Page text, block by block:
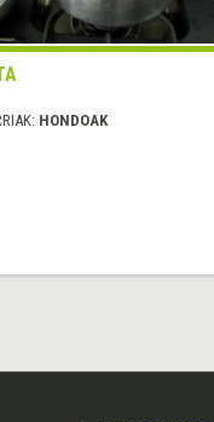
HONDOAK